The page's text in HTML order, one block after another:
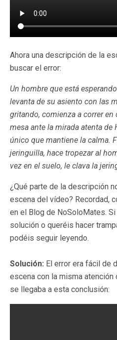
Ahora una descripción de la
buscar el error:
Un hombre que está
levanta de su asiento con las
gritando, comienza a correr
mesa ante la mirada atenta de
único que mantiene la calma.
jeringuilla, hace tropezar al
vez en el suelo, le clava la
¿Qué parte de la descripción
escena del vídeo? Recordad,
en el Blog de NoSoloMates.
solución o queréis hacer
podéis seguir leyendo.
Solución: El error era fácil de
escena con la misma
se llegaba a esta conclusión: